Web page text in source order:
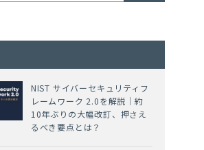
NIST サイバーセキュリティフ
レームワーク 2.0を解説｜約
10年ぶりの大幅改訂、押さえ
るべき要点とは？